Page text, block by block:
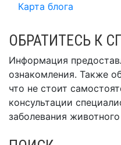
Карта блога
ОБРАТИТЕСЬ К
Информация
ознакомления. Также
что не стоит
консультации
заболевания